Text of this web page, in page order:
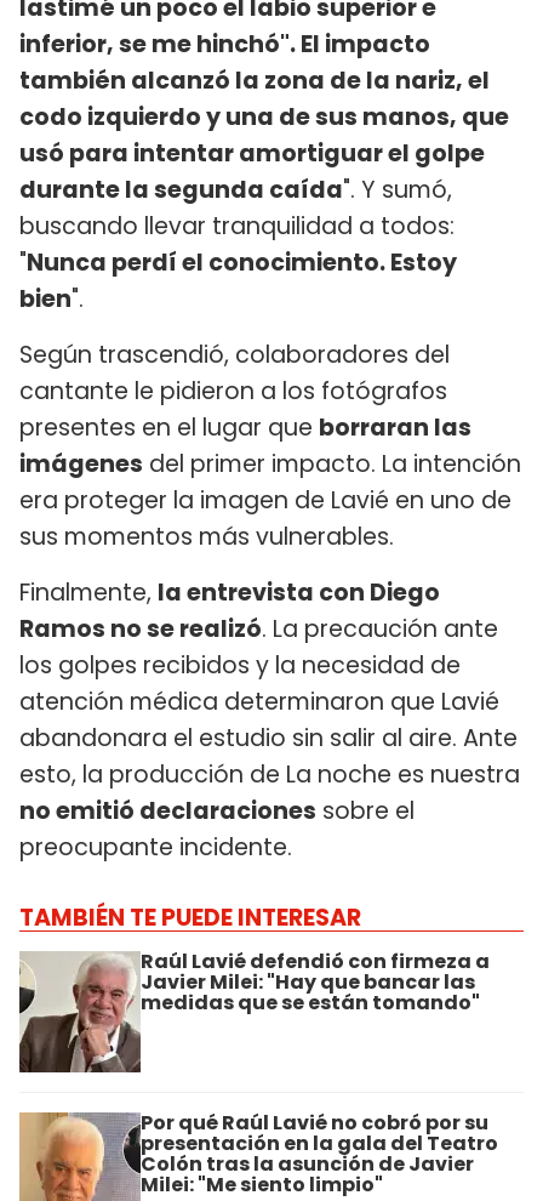
lastimé un poco el labio superior e
inferior, se me hinchó". El impacto
también alcanzó la zona de la nariz, el
codo izquierdo y una de sus manos, que
usó para intentar amortiguar el golpe
durante la segunda caída". Y sumó,
buscando llevar tranquilidad a todos:
"Nunca perdí el conocimiento. Estoy
bien".
Según trascendió, colaboradores del
cantante le pidieron a los fotógrafos
presentes en el lugar que borraran las
imágenes del primer impacto. La intención
era proteger la imagen de Lavié en uno de
sus momentos más vulnerables.
Finalmente, la entrevista con Diego
Ramos no se realizó. La precaución ante
los golpes recibidos y la necesidad de
atención médica determinaron que Lavié
abandonara el estudio sin salir al aire. Ante
esto, la producción de La noche es nuestra
no emitió declaraciones sobre el
preocupante incidente.
TAMBIÉN TE PUEDE INTERESAR
Raúl Lavié defendió con firmeza a
Javier Milei: "Hay que bancar las
medidas que se están tomando"
Por qué Raúl Lavié no cobró por su
presentación en la gala del Teatro
Colón tras la asunción de Javier
Milei: "Me siento limpio"